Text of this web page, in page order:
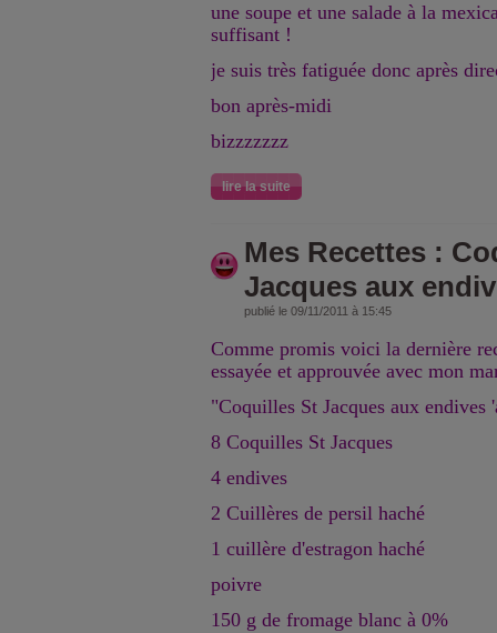
une soupe et une salade à la
suffisant !
je suis très fatiguée donc après
bon après-midi
bizzzzzzz
lire la suite
Mes Recettes :
Jacques aux
publié le 09/11/2011 à 15:45
Comme promis voici la dernière
essayée et approuvée avec mon
"Coquilles St Jacques aux endives
8 Coquilles St Jacques
4 endives
2 Cuillères de persil haché
1 cuillère d'estragon haché
poivre
150 g de fromage blanc à 0%